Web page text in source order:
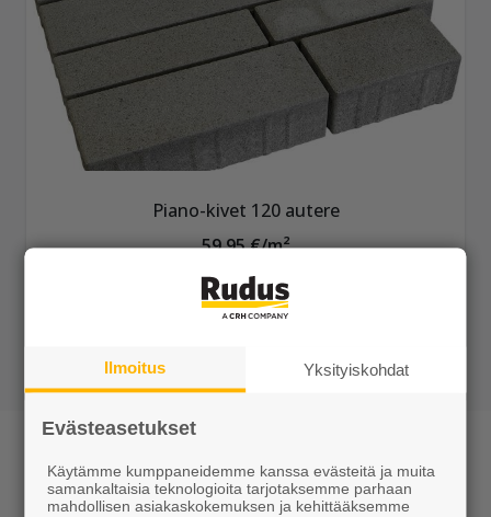
Piano-kivet 120 autere
59,95 €/m²
Tilaustuote
Piano-kivet
Elävää kuin musiikki, klassista ja kaunista - Piano-
Ilmoitus Yksityiskohdat
Evästeasetukset
Käytämme kumppaneidemme kanssa evästeitä ja muita
samankaltaisia teknologioita tarjotaksemme parhaan
mahdollisen asiakaskokemuksen ja kehittääksemme